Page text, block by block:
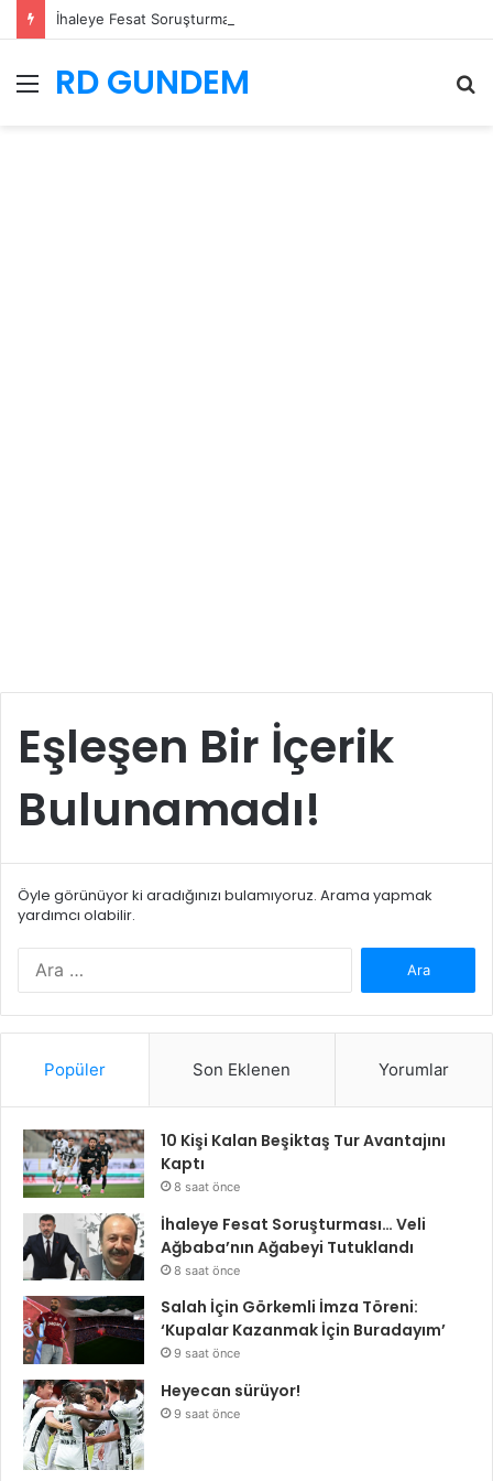
MenüRD GUNDEM
Eşleşen Bir İçerik
Bulunamadı!
Öyle görünüyor ki aradığınızı bulamıyoruz. Arama yapmak
yardımcı olabilir.
Popüler Son Eklenen Yorumlar
10 Kişi Kalan Beşiktaş Tur Avantajını
Kaptı
8 saat önce
İhaleye Fesat Soruşturması… Veli
Ağbaba’nın Ağabeyi Tutuklandı
8 saat önce
Salah İçin Görkemli İmza Töreni:
‘Kupalar Kazanmak İçin Buradayım’
9 saat önce
Heyecan sürüyor!
9 saat önce